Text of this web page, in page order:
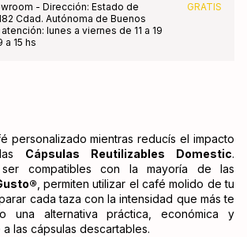
- Dirección: Estado de
Cdad. Autónoma de Buenos
lunes a viernes de 11 a 19
15 hs
GRATIS
personalizado mientras reducís el impacto
Cápsulas Reutilizables Domestic.
ser compatibles con la mayoría de las
, permiten utilizar el café molido de tu
cada taza con la intensidad que más te
una alternativa práctica, económica y
las cápsulas descartables.